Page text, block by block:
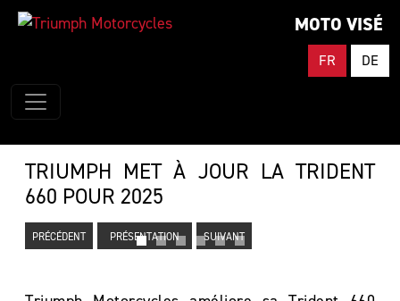
MOTO VISÉ
FR DE
TRIUMPH MET À JOUR LA TRIDENT
660 POUR 2025
PRÉCÉDENT PRÉSENTATION SUIVANT